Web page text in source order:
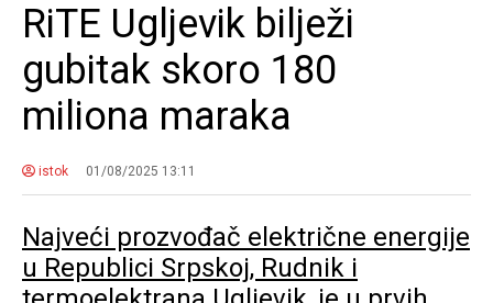
RiTE Ugljevik bilježi
gubitak skoro 180
miliona maraka
istok 01/08/2025 13:11
Najveći prozvođač električne energije
u Republici Srpskoj, Rudnik i